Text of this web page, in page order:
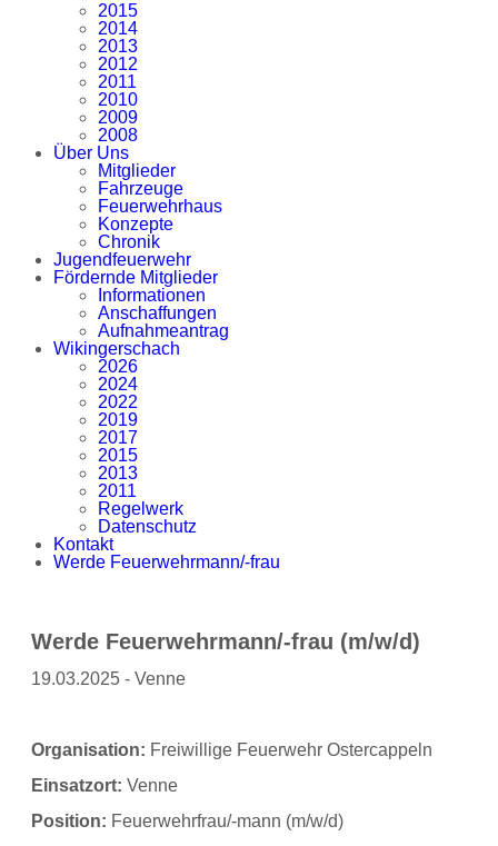
2015
2014
2013
2012
2011
2010
2009
2008
Über Uns
Mitglieder
Fahrzeuge
Feuerwehrhaus
Konzepte
Chronik
Jugendfeuerwehr
Fördernde Mitglieder
Informationen
Anschaffungen
Aufnahmeantrag
Wikingerschach
2026
2024
2022
2019
2017
2015
2013
2011
Regelwerk
Datenschutz
Kontakt
Werde Feuerwehrmann/-frau
Werde Feuerwehrmann/-frau (m/w/d)
19.03.2025 - Venne
Organisation: Freiwillige Feuerwehr Ostercappeln
Einsatzort: Venne
Position: Feuerwehrfrau/-mann (m/w/d)